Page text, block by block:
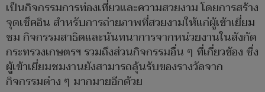
เป็นกิจกรรมการท่องเที่ยวและความสวยงาม โดยการสร้าง
จุดเช็คอิน สำหรับการถ่ายภาพที่สวยงามให้แก่ผู้เข้าเยี่ยม
ชม กิจกรรมสาธิตและนันทนาการจากหน่วยงานในสังกัด
กระทรวงเกษตรฯ รวมถึงส่วนกิจกรรมอื่น ๆ ที่เกี่ยวข้อง ซึ่ง
ผู้เข้าเยี่ยมชมงานยังสามารถลุ้นรับของรางวัลจาก
กิจกรรมต่าง ๆ มากมายอีกด้วย